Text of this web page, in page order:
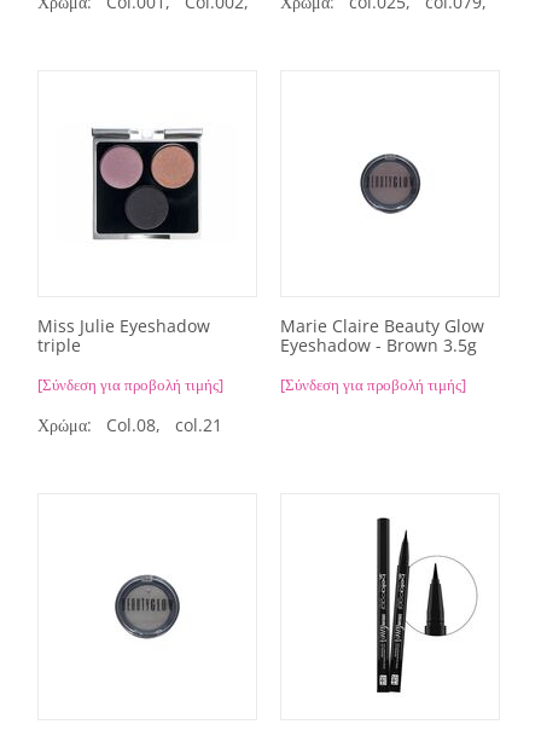
Miss Julie Eyeshadow
triple
[Σύνδεση για προβολή τιμής]
Χρώμα: Col.08, col.21
Marie Claire Beauty Glow
Eyeshadow - Brown 3.5g
[Σύνδεση για προβολή τιμής]